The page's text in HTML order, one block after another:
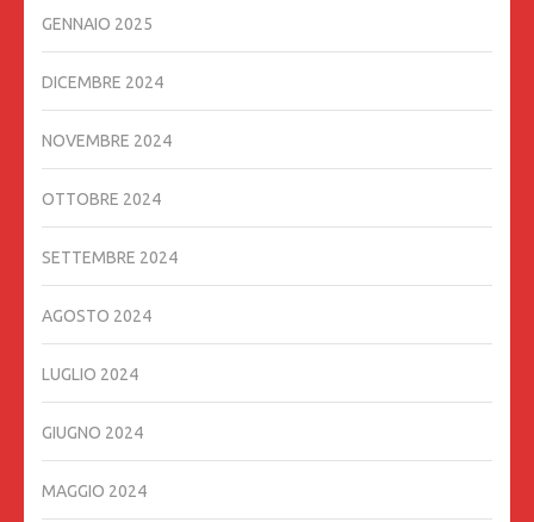
GENNAIO 2025
DICEMBRE 2024
NOVEMBRE 2024
OTTOBRE 2024
SETTEMBRE 2024
AGOSTO 2024
LUGLIO 2024
GIUGNO 2024
MAGGIO 2024